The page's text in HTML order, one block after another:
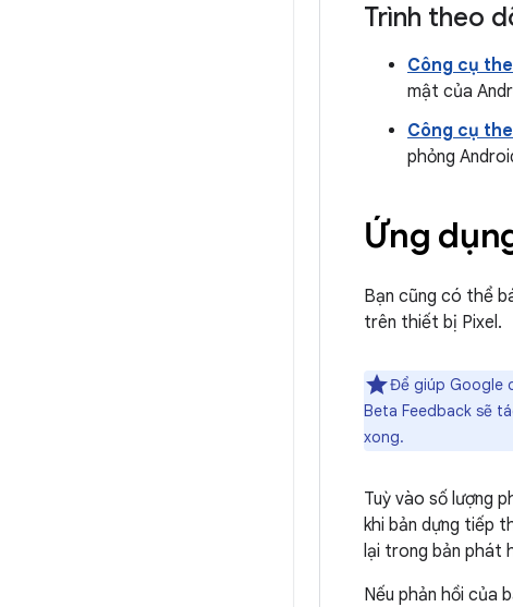
Trình theo
Công cụ
mật của
Công cụ
phỏng
Ứng
Bạn cũng có thể
trên thiết bị Pixel.
Để giúp Google
Beta Feedback sẽ
xong.
Tuỳ vào số lượng
khi bản dựng tiếp
lại trong bản phát
Nếu phản hồi của